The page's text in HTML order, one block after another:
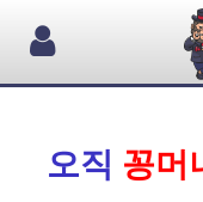
오직 꽁머